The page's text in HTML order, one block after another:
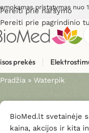
Pereiti prie naršymo
Pereiti prie pagrindinio
pristatymas nuo
prekės
Waterpik
Pradžia » Waterpik
BioMed.lt svetainėje
kaina, akcijos ir kita